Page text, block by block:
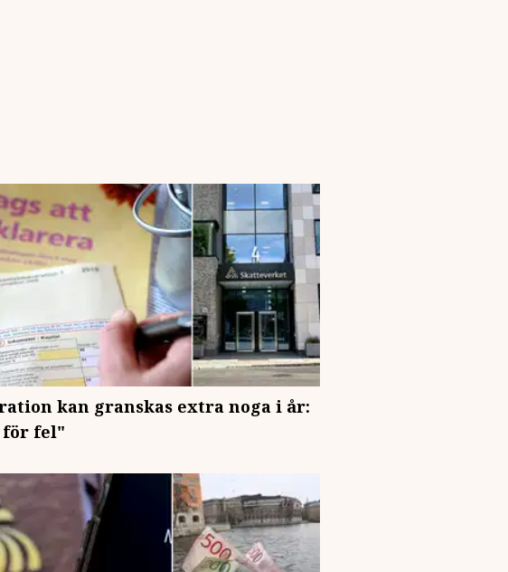
kan granskas extra noga i år:
för fel"